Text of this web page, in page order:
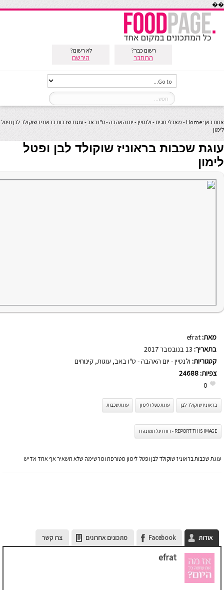
��
רשום כבר?
התחבר
לא רשום?
הירשם
אתם כאן: Home
- מאכלי חגים - ולנטיין - יום האהבה - ט"ו באב- עוגת שכבות בראוניז שוקולד לבן ופטל
לימון
עוגת שכבות בראוניז שוקולד לבן ופטל
לימון
מאת: efrat
בתאריך:
קטגוריות: ולנטיין - יום האהבה - ט"ו באב, עוגות, קינוחים
צפיות: 24688
0
בראוניז שוקולד לבן עוגת פטל ולימון עוגת שכבות
REPORT THIS IMAGE - דווח על תמונה זו
עוגת שכבות בראוניז שוקולד לבן ופטל-לימון מטורפת ומרשימה שלא תשאיר אף אחד אדיש
אודות Facebook מתכונים אחרונים צרו קשר
efrat